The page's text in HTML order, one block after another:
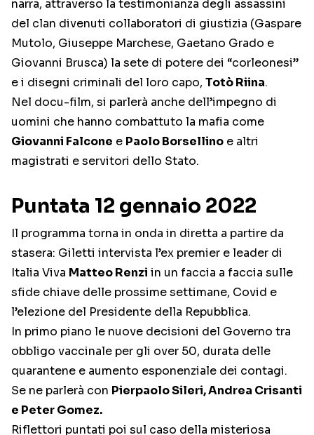
narra, attraverso la testimonianza degli assassini
del clan divenuti collaboratori di giustizia (Gaspare
Mutolo, Giuseppe Marchese, Gaetano Grado e
Giovanni Brusca) la sete di potere dei “corleonesi”
e i disegni criminali del loro capo, Totò Riina.
Nel docu-film, si parlerà anche dell’impegno di
uomini che hanno combattuto la mafia come
Giovanni Falcone e Paolo Borsellino e altri
magistrati e servitori dello Stato.
Puntata 12 gennaio 2022
Il programma torna in onda in diretta a partire da
stasera: Giletti intervista l’ex premier e leader di
Italia Viva Matteo Renzi in un faccia a faccia sulle
sfide chiave delle prossime settimane, Covid e
l’elezione del Presidente della Repubblica.
In primo piano le nuove decisioni del Governo tra
obbligo vaccinale per gli over 50, durata delle
quarantene e aumento esponenziale dei contagi.
Se ne parlerà con Pierpaolo Sileri, Andrea Crisanti
e Peter Gomez.
Riflettori puntati poi sul caso della misteriosa